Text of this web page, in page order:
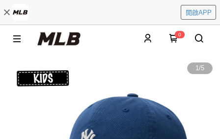
開啟APP
0
1/5